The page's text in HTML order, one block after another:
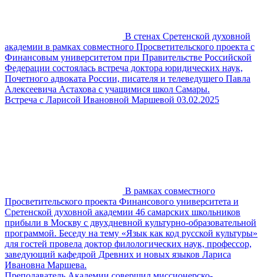
В стенах Сретенской духовной
академии в рамках совместного Просветительского проекта с
Финансовым университетом при Правительстве Российской
Федерации состоялась встреча доктора юридических наук,
Почетного адвоката России, писателя и телеведущего Павла
Алексеевича Астахова с учащимися школ Самары.
Встреча с Ларисой Ивановной Маршевой 03.02.2025
В рамках совместного
Просветительского проекта Финансового университета и
Сретенской духовной академии 46 самарских школьников
прибыли в Москву с двухдневной культурно-образовательной
программой. Беседу на тему «Язык как код русской культуры»
для гостей провела доктор филологических наук, профессор,
заведующий кафедрой Древних и новых языков Лариса
Ивановна Маршева.